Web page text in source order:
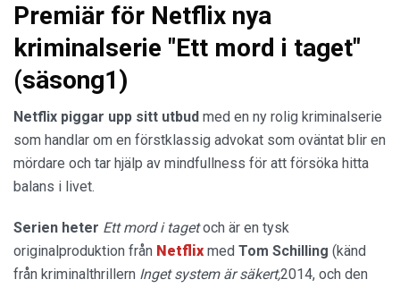
Premiär för Netflix nya
kriminalserie "Ett mord i taget"
(säsong1)
Netflix piggar upp sitt utbud med en ny rolig kriminalserie
som handlar om en förstklassig advokat som oväntat blir en
mördare och tar hjälp av mindfullness för att försöka hitta
balans i livet.
Serien heter Ett mord i tagetoch är en tysk
originalproduktion från Netflix med Tom Schilling (känd
från kriminalthrillern Inget system är säkert,2014, och den